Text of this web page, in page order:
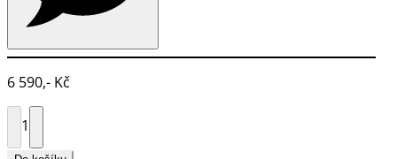
6 590,- Kč
1